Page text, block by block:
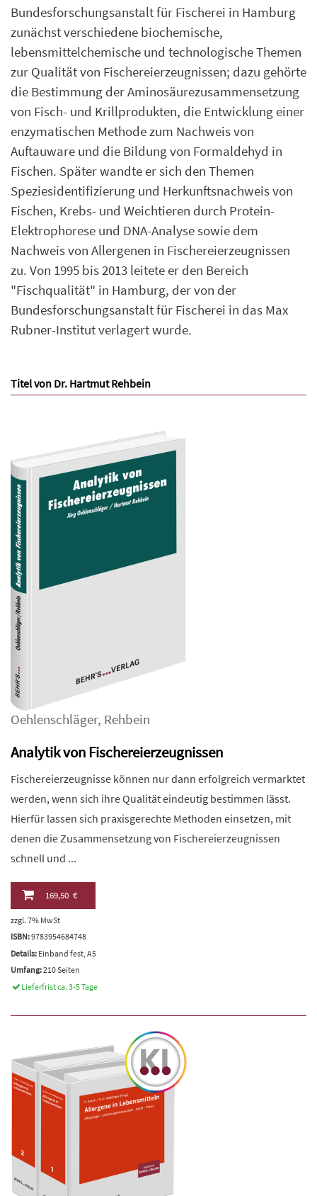
Bundesforschungsanstalt für Fischerei in Hamburg
zunächst verschiedene biochemische,
lebensmittelchemische und technologische Themen
zur Qualität von Fischereierzeugnissen; dazu gehörte
die Bestimmung der Aminosäurezusammensetzung
von Fisch- und Krillprodukten, die Entwicklung einer
enzymatischen Methode zum Nachweis von
Auftauware und die Bildung von Formaldehyd in
Fischen. Später wandte er sich den Themen
Speziesidentifizierung und Herkunftsnachweis von
Fischen, Krebs- und Weichtieren durch Protein-
Elektrophorese und DNA-Analyse sowie dem
Nachweis von Allergenen in Fischereierzeugnissen
zu. Von 1995 bis 2013 leitete er den Bereich
"Fischqualität" in Hamburg, der von der
Bundesforschungsanstalt für Fischerei in das Max
Rubner-Institut verlagert wurde.
Titel von Dr. Hartmut Rehbein
Oehlenschläger, Rehbein
Analytik von Fischereierzeugnissen
Fischereierzeugnisse können nur dann erfolgreich vermarktet
werden, wenn sich ihre Qualität eindeutig bestimmen lässt.
Hierfür lassen sich praxisgerechte Methoden einsetzen, mit
denen die Zusammensetzung von Fischereierzeugnissen
schnell und ...
169,50 €
zzgl. 7% MwSt
ISBN:9783954684748
Details: Einband fest, A5
Umfang:210 Seiten
Lieferfrist ca. 3-5 Tage